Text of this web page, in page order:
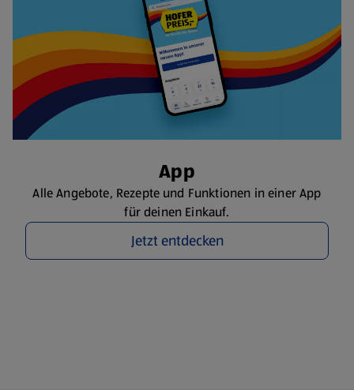
App
Alle Angebote, Rezepte und Funktionen in einer App
für deinen Einkauf.
Jetzt entdecken